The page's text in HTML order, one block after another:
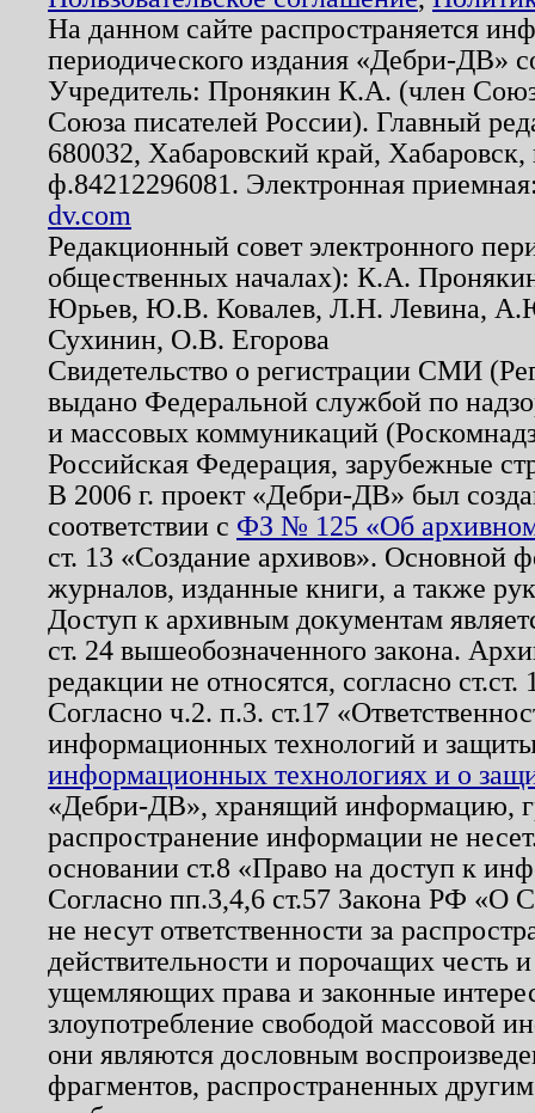
На данном сайте распространяется
периодического издания «Дебри-ДВ»
Учредитель: Пронякин К.А. (член
Союза писателей России). Главный
680032, Хабаровский край,
ф.84212296081. Электронная
dv.com
Редакционный совет электронного
общественных началах): К.А.
Юрьев, Ю.В. Ковалев, Л.Н. Левина,
Сухинин, О.В. Егорова
Свидетельство о регистрации СМИ
выдано Федеральной службой по
и массовых коммуникаций
Российская Федерация, зарубежные
В 2006 г. проект «Дебри-ДВ» был
соответствии с ФЗ № 125 «Об
ст. 13 «Создание архивов». Основной
журналов, изданные книги, а также
Доступ к архивным документам
ст. 24 вышеобозначенного закона.
редакции не относятся, согласно
Согласно ч.2. п.3. ст.17
информационных технологий и
информационных технологиях и о
«Дебри-ДВ», хранящий информацию,
распространение информации не
основании ст.8 «Право на доступ к
Согласно пп.3,4,6 ст.57 Закона РФ «О
не несут ответственности за
действительности и порочащих честь
ущемляющих права и законные
злоупотребление свободой массовой
они являются дословным
фрагментов, распространенных